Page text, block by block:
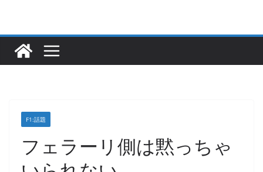
F1:話題
フェラーリ側は黙っちゃ